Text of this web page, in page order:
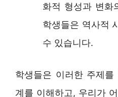
화적 형성과 변화
학생들은 역사적
수 있습니다.
학생들은 이러한 주제
계를 이해하고, 우리가